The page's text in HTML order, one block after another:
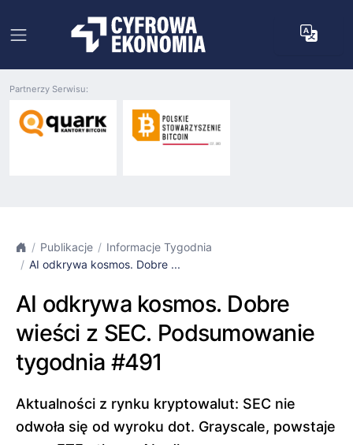
Partnerzy Serwisu:
Publikacje
Informacje Tygodnia
AI odkrywa kosmos. Dobre ...
AI odkrywa kosmos. Dobre
wieści z SEC. Podsumowanie
tygodnia #491
Aktualności z rynku kryptowalut: SEC nie
odwoła się od wyroku dot. Grayscale, powstaje